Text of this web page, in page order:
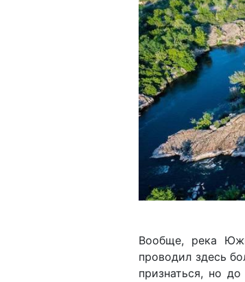
Вообще, река
проводил здесь
признаться, но